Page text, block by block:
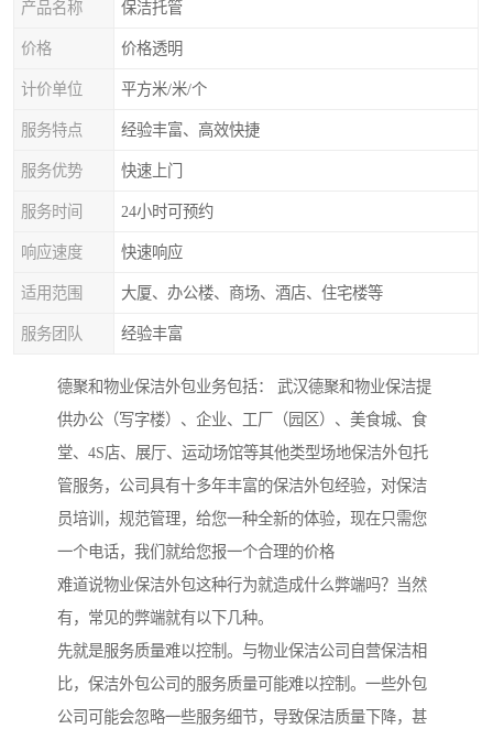
产品名称 保洁托管
价格 价格透明
计价单位 平方米/米/个
服务特点 经验丰富、高效快捷
服务优势 快速上门
服务时间 24小时可预约
响应速度 快速响应
适用范围 大厦、办公楼、商场、酒店、住宅楼等
服务团队 经验丰富
德聚和物业保洁外包业务包括： 武汉德聚和物业保洁提
供办公（写字楼）、企业、工厂（园区）、美食城、食
堂、4S店、展厅、运动场馆等其他类型场地保洁外包托
管服务，公司具有十多年丰富的保洁外包经验，对保洁
员培训，规范管理，给您一种全新的体验，现在只需您
一个电话，我们就给您报一个合理的价格
难道说物业保洁外包这种行为就造成什么弊端吗？当然
有，常见的弊端就有以下几种。
先就是服务质量难以控制。与物业保洁公司自营保洁相
比，保洁外包公司的服务质量可能难以控制。一些外包
公司可能会忽略一些服务细节，导致保洁质量下降，甚